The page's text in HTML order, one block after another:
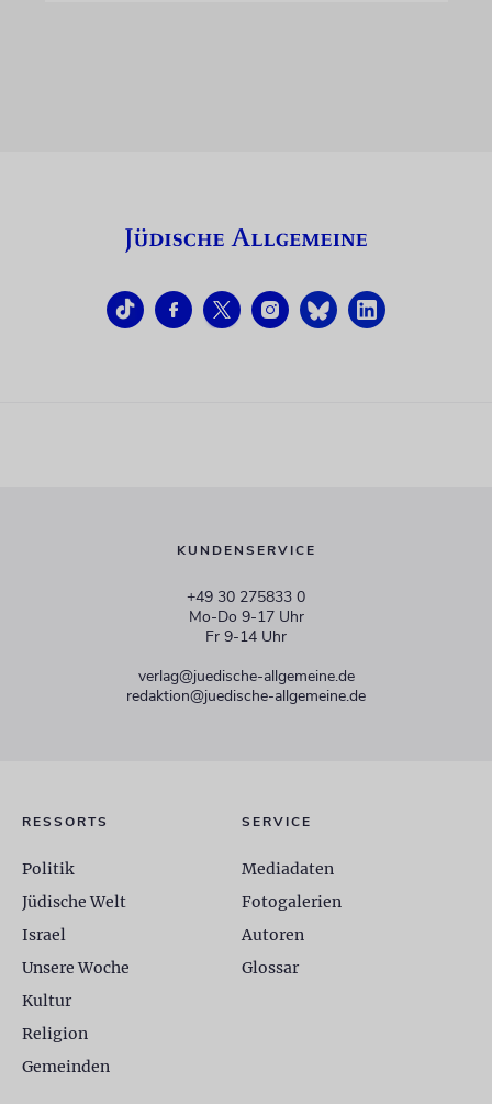
KUNDENSERVICE
+49 30 275833 0
Mo-Do 9-17 Uhr
Fr 9-14 Uhr
verlag@juedische-allgemeine.de
redaktion@juedische-allgemeine.de
RESSORTS
Politik
Jüdische Welt
Israel
Unsere Woche
Kultur
Religion
Gemeinden
SERVICE
Mediadaten
Fotogalerien
Autoren
Glossar